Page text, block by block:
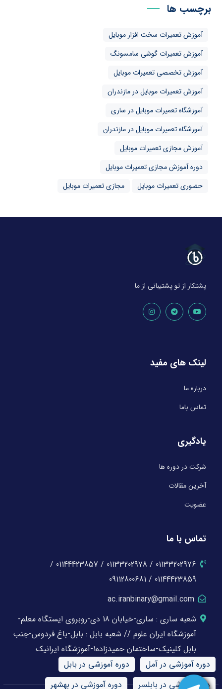
برچسب ها
آموزش تعمیرات سخت افزار موبایل
آموزش تعمیرات گوشی سامسونگ
آموزش تخصصی تعمیرات موبایل
آموزش تعمیرات موبایل در مازندران
آموزشگاه تعمیرات موبایل در ساری
آموزشگاه تعمیرات موبایل در مازندران
آموزش مجازی تعمیرات موبایل
دوره آموزش مجازی تعمیرات موبایل
حضوری تعمیرات موبایل
مجازی تعمیرات موبایل
پشتکار از تو پشتیبانی از ما
لینک های مفید
درباره ما
تماس باما
یادگیری
شرکت در دوره ها
آخرین مقالات
عضویت
تماس با ما
01133202976 / 01133202978 / 01144423857 /
01144423859 / 09112800681
ac.iranbinary@gmail.com
شعبه ساری : ساری-خیابان 18 دی-روبروی ایستگاه معلم-
آموزشگاه ایران علوم // شعبه بابل : بابل-باغ فردوس-جنب
بابل کلینیک-ساختمان حمیدزاده1-آموزشگاه ایرانیک
دوره آموزشی در آمل
دوره آموزشی در بابل
دوره آموزشی در بابلسر
دوره آموزشی در بهشهر